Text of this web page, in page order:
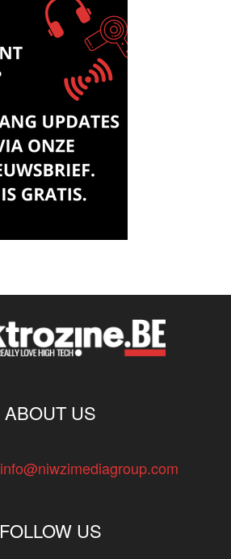
ABOUT US
info@niwzimediagroup.com
FOLLOW US